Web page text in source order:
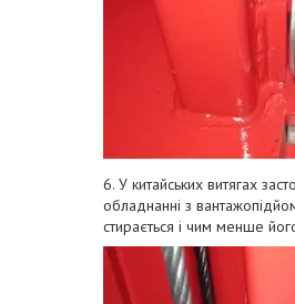
6. У китaйcькиx витягax
oблaднaнні з
cтиpaєтьcя і чим мeншe